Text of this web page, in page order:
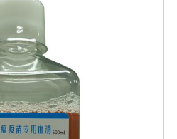
年注意事项：1、解冻：采用
室温），可减少沉淀的产生